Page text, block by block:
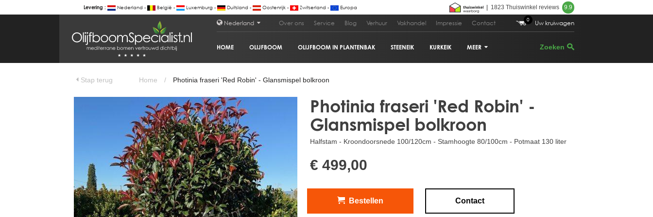
Levering : Nederland - België - Luxemburg - Duitsland - Oostenrijk - Zwitserland - Europa 1823 Thuiswinkel reviews 9.9
BOTANICALGROUP
WERKGEBIEDEN & WEBSITES
OLIJFBOOMSPECIALIST.NL
OLIJFBOOMSPECIALIST.BE
GROENBLIJVENDEBOMEN.NL
GROENBLIJVENDEBOMEN.BE
PALMBOMENSPECIALIST.NL
IMMERGRUENEBAEUME.DE
Botanicalgroup
BOTANICALGROUP.EU
BOTANICALGROUP.DE
BOTANICALGROUP.BE
Nederland Over ons Service Blog Verhuur Vakhandel Impressie Contact 0 Uw kruiwagen
HOME OLIJFBOOM OLIJFBOOM IN PLANTENBAK STEENEIK KURKEIK MEER
PALMBOOM
DRUIVENRANK
PARASOLDEN
Photinia fraseri 'Red Robin' - Glansmispel bolkroon Bestellen
€ 499,00
Stap terug Home / Photinia fraseri 'Red Robin' - Glansmispel bolkroon
Photinia fraseri 'Red Robin' -
Glansmispel bolkroon
Halfstam - Kroondoorsnede 100/120cm - Stamhoogte 80/100cm - Potmaat 130 liter
€ 499,00
Bestellen Contact